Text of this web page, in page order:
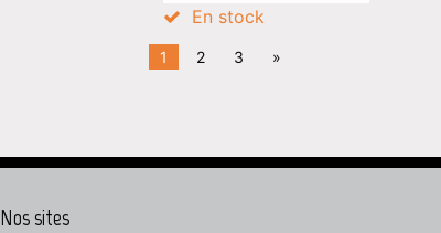
En stock
1 2 3 »
Nos sites